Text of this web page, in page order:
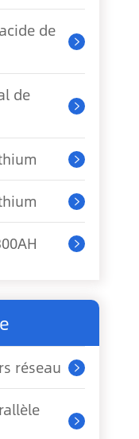
de

de




réseau 
